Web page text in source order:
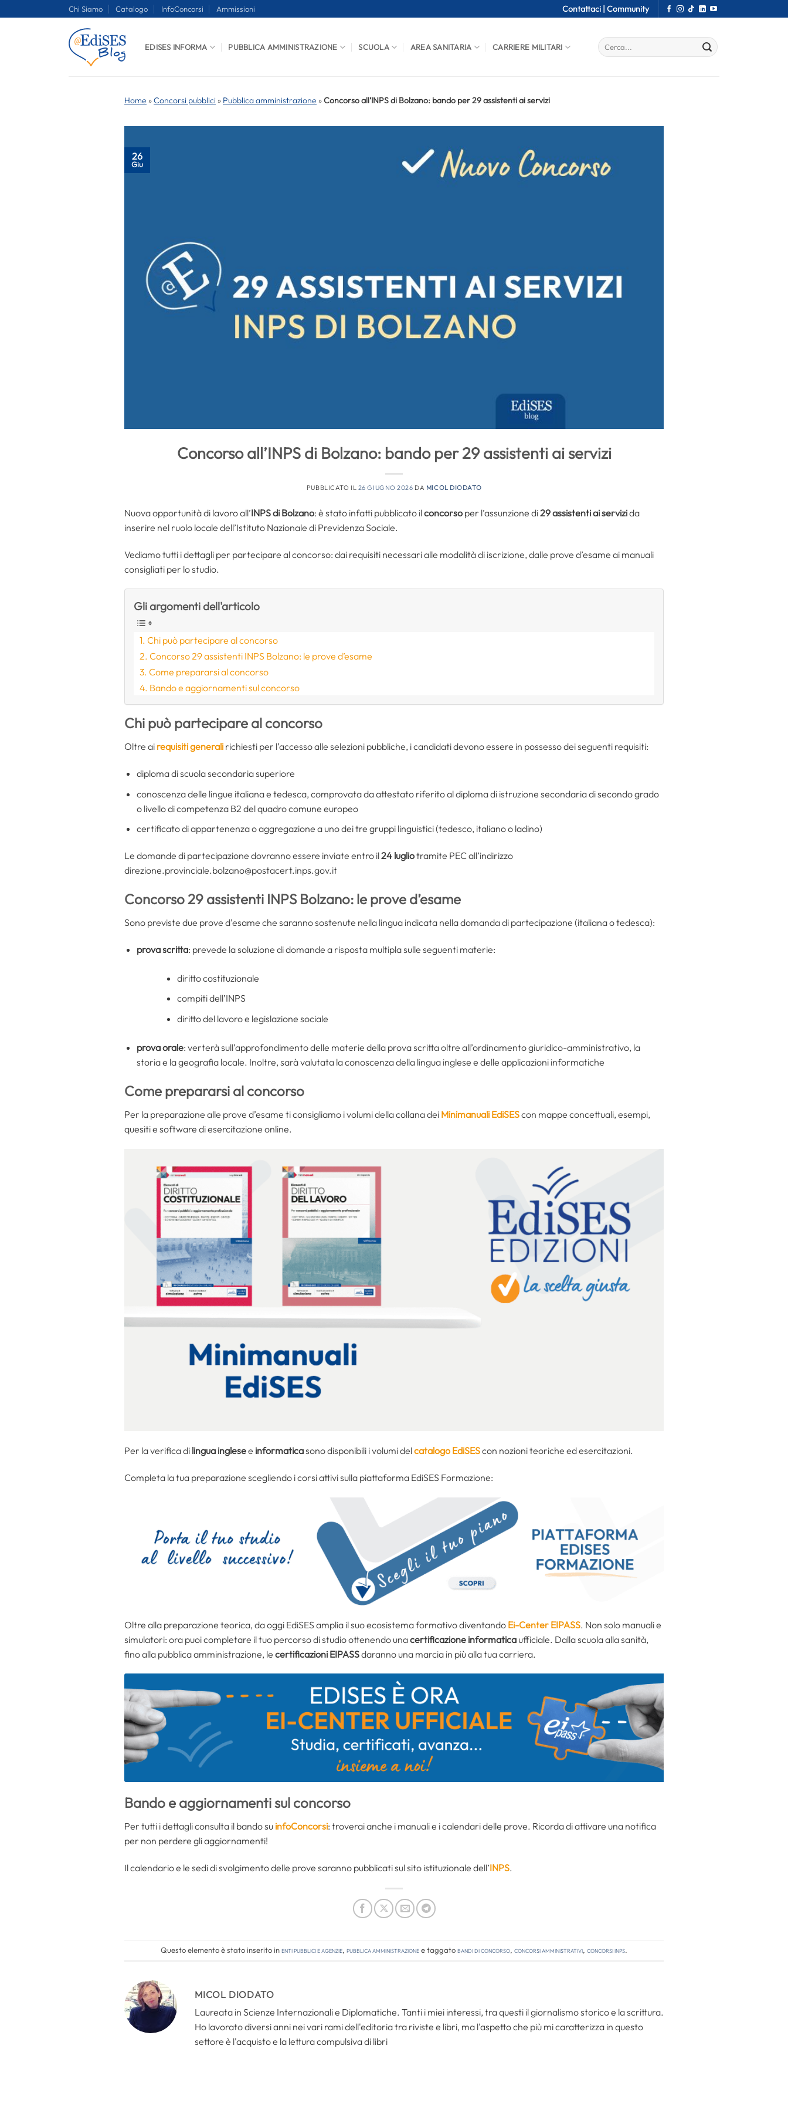
Chi Siamo Catalogo InfoConcorsi Ammissioni Contattaci | Community
EDISES INFORMA PUBBLICA AMMINISTRAZIONE SCUOLA AREA SANITARIA CARRIERE MILITARI
Home »Concorsi pubblici » Pubblica amministrazione »Concorso all’INPS di Bolzano: bando per 29 assistenti ai servizi
26
Giu
Concorso all’INPS di Bolzano: bando per 29 assistenti ai servizi
PUBBLICATO IL 26 GIUGNO 2026 DA MICOL DIODATO
Nuova opportunità di lavoro all’INPS di Bolzano: è stato infatti pubblicato ilconcorso per l’assunzione di29 assistenti ai servizida
inserire nel ruolo locale dell’Istituto Nazionale di Previdenza Sociale.
Vediamo tutti i dettagli per partecipare al concorso: dai requisiti necessari alle modalità di iscrizione, dalle prove d’esame ai manuali
consigliati per lo studio.
Gli argomenti dell'articolo
Chi può partecipare al concorso
Concorso 29 assistenti INPS Bolzano: le prove d’esame
Come prepararsi al concorso
Bando e aggiornamenti sul concorso
Chi può partecipare al concorso
Oltre ai requisiti generali richiesti per l’accesso alle selezioni pubbliche, i candidati devono essere in possesso dei seguenti requisiti:
diploma di scuola secondaria superiore
conoscenza delle lingue italiana e tedesca, comprovata da attestato riferito al diploma di istruzione secondaria di secondo grado
o livello di competenza B2 del quadro comune europeo
certificato di appartenenza o aggregazione a uno dei tre gruppi linguistici (tedesco, italiano o ladino)
Le domande di partecipazione dovranno essere inviate entro il24 lugliotramite PEC all’indirizzo
direzione.provinciale.bolzano@postacert.inps.gov.it
Concorso 29 assistenti INPS Bolzano: le prove d’esame
Sono previste due prove d’esame che saranno sostenute nella lingua indicata nella domanda di partecipazione (italiana o tedesca):
prova scritta: prevede la soluzione di domande a risposta multipla sulle seguenti materie:
diritto costituzionale
compiti dell’INPS
diritto del lavoro e legislazione sociale
prova orale: verterà sull’approfondimento delle materie della prova scritta oltre all’ordinamento giuridico-amministrativo, la
storia e la geografia locale. Inoltre, sarà valutata la conoscenza della lingua inglese e delle applicazioni informatiche
Come prepararsi al concorso
Per la preparazione alle prove d’esame ti consigliamo i volumi della collana dei Minimanuali EdiSEScon mappe concettuali, esempi,
quesiti e software di esercitazione online.
Per la verifica di lingua inglesee informaticasono disponibili i volumi delcatalogo EdiSEScon nozioni teoriche ed esercitazioni.
Completa la tua preparazione scegliendo i corsi attivi sulla piattaforma EdiSES Formazione:
Oltre alla preparazione teorica, da oggi EdiSES amplia il suo ecosistema formativo diventando Ei-Center EIPASS. Non solo manuali e
simulatori: ora puoi completare il tuo percorso di studio ottenendo unacertificazione informatica ufficiale. Dalla scuola alla sanità,
fino alla pubblica amministrazione, le certificazioni EIPASSdaranno una marcia in più alla tua carriera.
Bando e aggiornamenti sul concorso
Per tutti i dettagli consulta il bando su infoConcorsi: troverai anche i manuali e i calendari delle prove. Ricorda di attivare una notifica
per non perdere gli aggiornamenti!
Il calendario e le sedi di svolgimento delle prove saranno pubblicati sul sito istituzionale dell’INPS.
Questo elemento è stato inserito inEnti pubblici e agenzie, Pubblica amministrazionee taggatobandi di concorso, concorsi amministrativi, concorsi inps.
MICOL DIODATO
Laureata in Scienze Internazionali e Diplomatiche. Tanti i miei interessi, tra questi il giornalismo storico e la scrittura.
Ho lavorato diversi anni nei vari rami dell'editoria tra riviste e libri, ma l'aspetto che più mi caratterizza in questo
settore è l'acquisto e la lettura compulsiva di libri